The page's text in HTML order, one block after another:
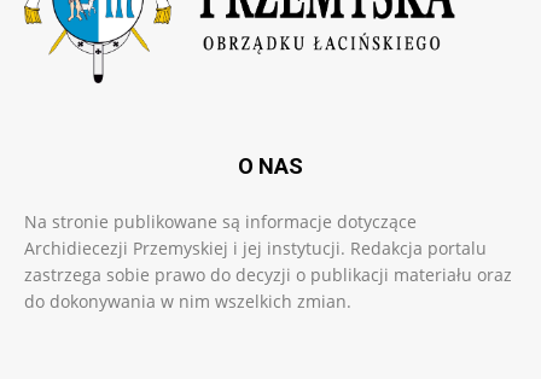
O NAS
Na stronie publikowane są informacje dotyczące
Archidiecezji Przemyskiej i jej instytucji. Redakcja portalu
zastrzega sobie prawo do decyzji o publikacji materiału oraz
do dokonywania w nim wszelkich zmian.